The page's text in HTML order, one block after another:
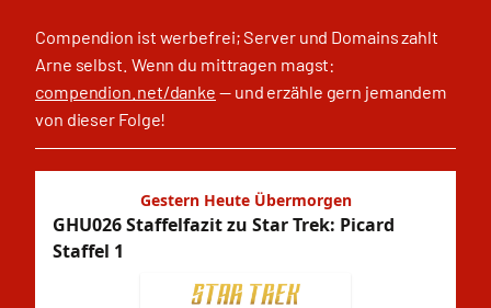
Compendion ist werbefrei; Server und Domains zahlt
Arne selbst. Wenn du mittragen magst:
compendion.net/danke — und erzähle gern jemandem
von dieser Folge!